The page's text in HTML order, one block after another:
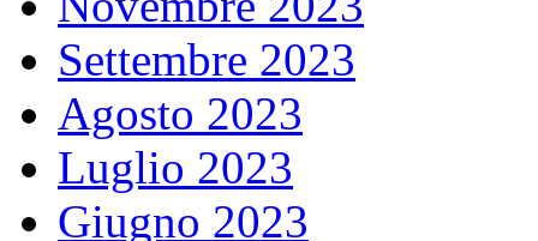
Settembre 2023
Agosto 2023
Luglio 2023
Giugno 2023